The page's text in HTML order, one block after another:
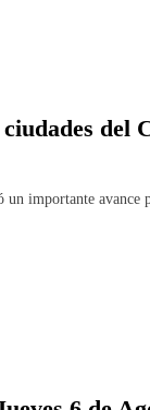
del
importante avance